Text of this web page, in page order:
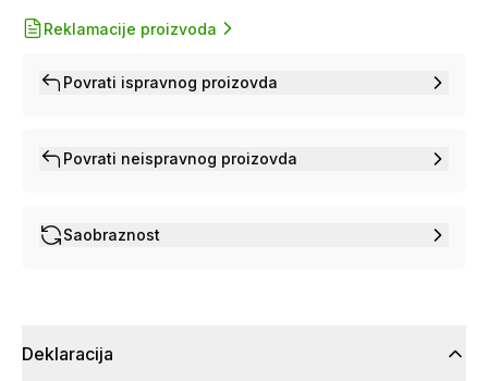
Reklamacije proizvoda
Povrati ispravnog proizovda
Povrati neispravnog proizovda
Saobraznost
Deklaracija